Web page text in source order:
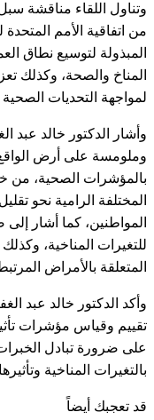
وتناول اللقاء مناقشة
المبذولة لتوسيع نطاق
المناخ والصحة، وكذلك
لمواجهة التحديات الصحية
وأشار الدكتور خالد عبد
وملومسة على أرض الواقع
بالمؤشرات الصحية، من
المختلفة الرامية نحو
المواطنين، كما أشار
للتغيرات المناخية،
المتعلقة بالأمراض
وأكد الدكتور خالد عبد
تقييم وقياس مؤشرات
على ضرورة تبادل
بالتغيرات المناخية
قد تعجبك أيضاً